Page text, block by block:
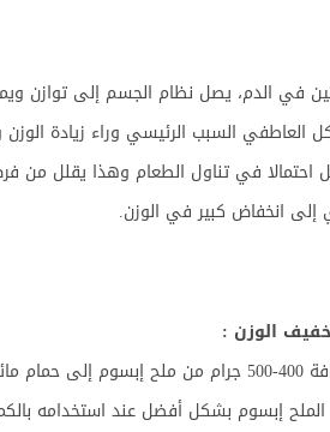
في الدم، يصل نظام الجسم إلى توازن
العاطفي السبب الرئيسي وراء زيادة
احتمالا في تناول الطعام وهذا يقلل من
انخفاض كبير في الوزن.
الوزن :
يمكنك عمل حمام الملح إبسوم بإضافة 400-500 جرام
إبسوم بشكل أفضل عند استخدامه